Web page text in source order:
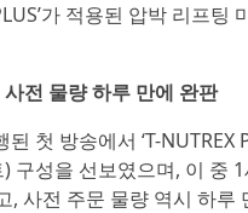
가 적용된 압박 리프
전 물량 하루 만에 완판
첫 방송에서 ‘T-NUTREX
구성을 선보였으며, 이 중
, 사전 주문 물량 역시 하